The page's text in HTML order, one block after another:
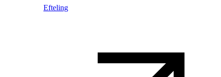
Efteling